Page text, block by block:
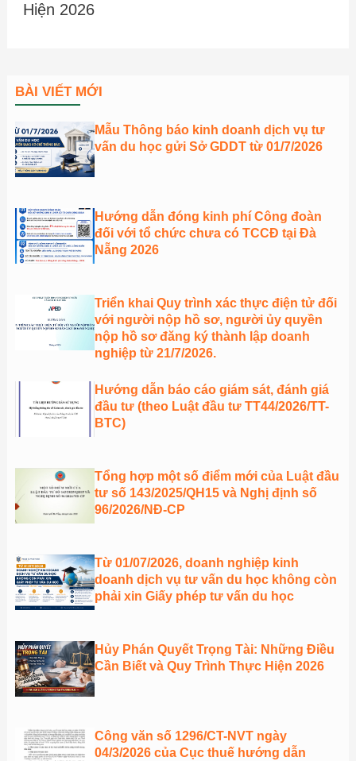
Hiện 2026
BÀI VIẾT MỚI
Mẫu Thông báo kinh doanh dịch vụ tư
vấn du học gửi Sở GDDT từ 01/7/2026
Hướng dẫn đóng kinh phí Công đoàn
đối với tổ chức chưa có TCCĐ tại Đà
Nẵng 2026
Triển khai Quy trình xác thực điện tử đối
với người nộp hồ sơ, người ủy quyền
nộp hồ sơ đăng ký thành lập doanh
nghiệp từ 21/7/2026.
Hướng dẫn báo cáo giám sát, đánh giá
đầu tư (theo Luật đầu tư TT44/2026/TT-
BTC)
Tổng hợp một số điểm mới của Luật đầu
tư số 143/2025/QH15 và Nghị định số
96/2026/NĐ-CP
Từ 01/07/2026, doanh nghiệp kinh
doanh dịch vụ tư vấn du học không còn
phải xin Giấy phép tư vấn du học
Hủy Phán Quyết Trọng Tài: Những Điều
Cần Biết và Quy Trình Thực Hiện 2026
Công văn số 1296/CT-NVT ngày
04/3/2026 của Cục thuế hướng dẫn